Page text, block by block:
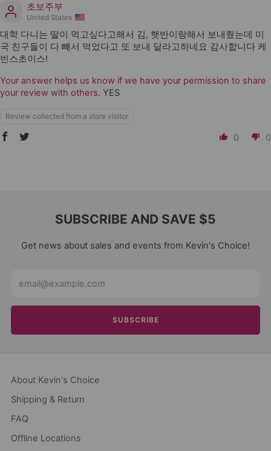
초보주부
United States
대학 다니는 딸이 먹고싶다고해서 김, 햇반이랑해서 보내줬는데 미
국 친구들이 다 뺴서 먹었다고 또 보내 달라고하네요 감사합니다 케
빈스초이스!
Your answer helps us know if we have your permission to share
your review with others. YES
Review collected from a store visitor
0 0
SUBSCRIBE AND SAVE $5
Get news about sales and events from Kevin's Choice!
SUBSCRIBE
About Kevin's Choice
Shipping & Return
FAQ
Offline Locations